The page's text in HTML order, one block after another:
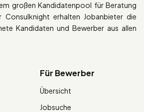
großen Kandidatenpool für Beratung
Consulknight erhalten Jobanbieter die
Kandidaten und Bewerber aus allen
Für Bewerber
Übersicht
Jobsuche